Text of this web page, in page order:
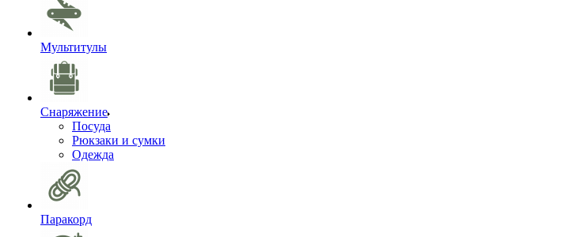
Мультитулы
Снаряжение
Посуда
Рюкзаки и сумки
Одежда
Паракорд